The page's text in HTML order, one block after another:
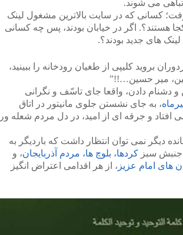
می شوند.
کسانی که در سایت بالاترین مشغول لینک
هستند؟. اگر در خیابان بودند، پس چه کسانی
های جدید بودند؟.
بروید کلیپی از طغیان رودخانه را ببینید،
میر حسین…!!”
و دشنام دادن، واقعا جای تاسّف و نگرانی
، به جای نشستن جلوی مانیتور در اتاق
افتاد و جرقه ای از امید، در دل مردم شعله ور
دیگر نمی توان انتظار داشت که باردیگر به
جنبش سبز کردها، بلوچ ها، مردم آذربایجان، و
های امام عزیز ، از هر اقدامی اعتراض انگیز